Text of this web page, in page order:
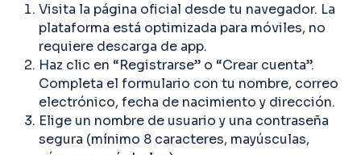
Visita la página oficial desde tu navegador. La
plataforma está optimizada para móviles, no
requiere descarga de app.
Haz clic en “Registrarse” o “Crear cuenta”.
Completa el formulario con tu nombre, correo
electrónico, fecha de nacimiento y dirección.
Elige un nombre de usuario y una contraseña
segura (mínimo 8 caracteres, mayúsculas,